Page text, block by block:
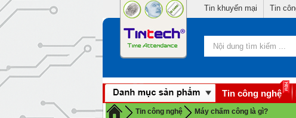
Tin khuyến mại Tin
Tin công nghệ
Tin công nghệ Máy chấm công là gì?